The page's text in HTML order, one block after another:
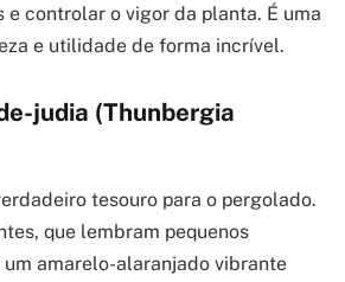
e controlar o vigor da planta. É uma
e utilidade de forma incrível.
judia (Thunbergia
tesouro para o pergolado.
que lembram pequenos
um amarelo-alaranjado vibrante